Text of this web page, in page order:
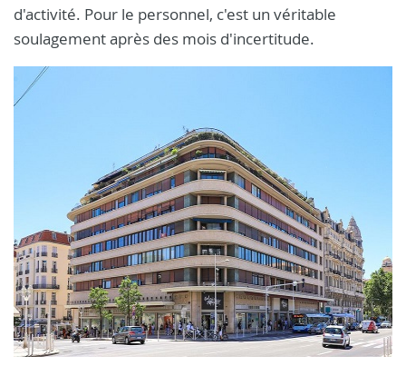
d'activité. Pour le personnel, c'est un véritable
soulagement après des mois d'incertitude.